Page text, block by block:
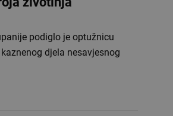
podiglo je optužnicu
djela nesavjesnog